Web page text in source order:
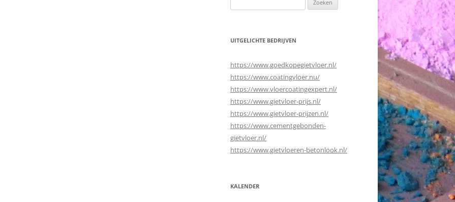
naar:
UITGELICHTE BEDRIJVEN
https://www.goedkopegietvloer.nl/
https://www.coatingvloer.nu/
https://www.vloercoatingexpert.nl/
https://www.gietvloer-prijs.nl/
https://www.gietvloer-prijzen.nl/
https://www.cementgebonden-
gietvloer.nl/
https://www.gietvloeren-betonlook.nl/
KALENDER